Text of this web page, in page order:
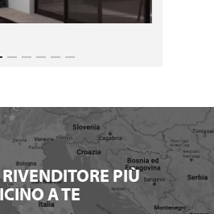
PIÙ
A TE